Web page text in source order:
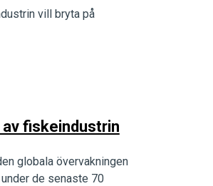
vill bryta på
fiskeindustrin
globala övervakningen
de senaste 70